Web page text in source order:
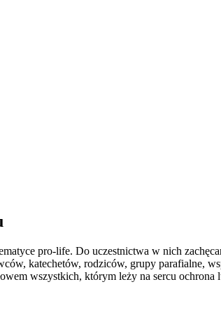
pro-life. Do uczestnictwa w nich
katechetów, rodziców, grupy parafialne,
wszystkich, którym leży na sercu